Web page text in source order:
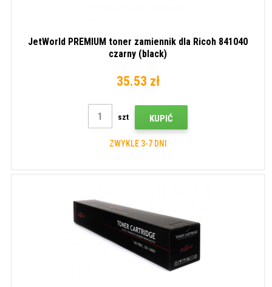
JetWorld PREMIUM toner zamiennik dla Ricoh 841040
czarny (black)
35.53 zł
szt KUPIĆ
ZWYKLE 3-7 DNI